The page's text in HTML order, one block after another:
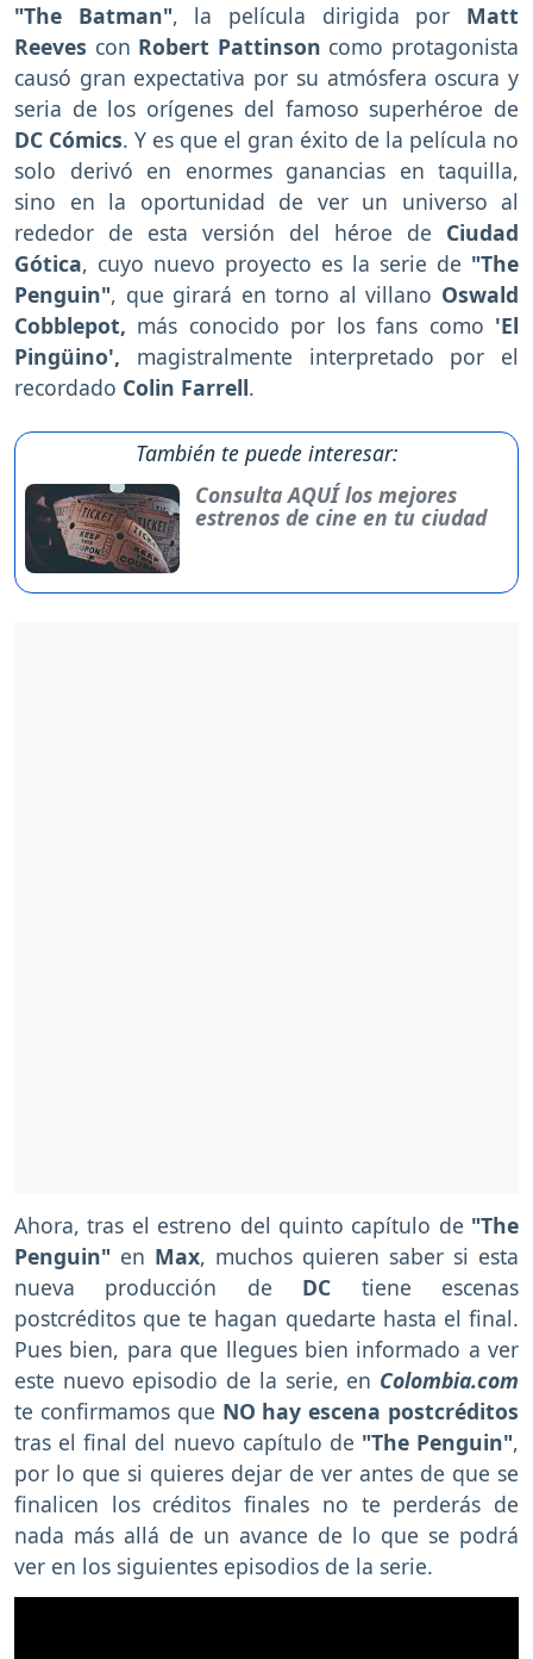
"The Batman", la película dirigida por Matt
Reeves con Robert Pattinson como protagonista
causó gran expectativa por su atmósfera oscura y
seria de los orígenes del famoso superhéroe de
DC Cómics. Y es que el gran éxito de la película no
solo derivó en enormes ganancias en taquilla,
sino en la oportunidad de ver un universo al
rededor de esta versión del héroe de Ciudad
Gótica, cuyo nuevo proyecto es la serie de "The
Penguin", que girará en torno al villano Oswald
Cobblepot, más conocido por los fans como 'El
Pingüino', magistralmente interpretado por el
recordado Colin Farrell.
También te puede interesar:
Consulta AQUÍ los mejores
estrenos de cine en tu ciudad
Ahora, tras el estreno del quinto capítulo de "The
Penguin" en Max, muchos quieren saber si esta
nueva producción de DC tiene escenas
postcréditos que te hagan quedarte hasta el final.
Pues bien, para que llegues bien informado a ver
este nuevo episodio de la serie, en Colombia.com
te confirmamos que NO hay escena postcréditos
tras el final del nuevo capítulo de "The Penguin",
por lo que si quieres dejar de ver antes de que se
finalicen los créditos finales no te perderás de
nada más allá de un avance de lo que se podrá
ver en los siguientes episodios de la serie.